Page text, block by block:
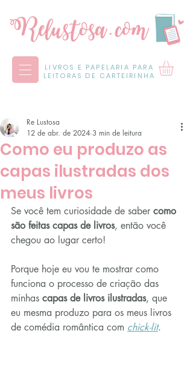
LIVROS E PAPELARIA PARA
LEITORAS DE CARTEIRINHA
Como eu produzo as
capas ilustradas dos
meus livros
Re Lustosa
12 de abr. de 2024 3 min de leitura
Se você tem curiosidade de saber como
são feitas capas de livros, então você
chegou ao lugar certo!
Porque hoje eu vou te mostrar como
funciona o processo de criação das
minhas capas de livros ilustradas, que
eu mesma produzo para os meus livros
de comédia romântica com chick-lit.